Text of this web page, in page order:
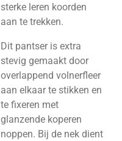
sterke leren koorden
aan te trekken.
Dit pantser is extra
stevig gemaakt door
overlappend volnerfleer
aan elkaar te stikken en
te fixeren met
glanzende koperen
noppen. Bij de nek dient